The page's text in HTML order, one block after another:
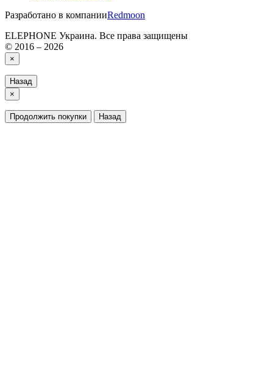
Разработано в компанииRedmoon
ELEPHONE Украина. Все права защищены
© 2016 – 2026
×
Назад
×
Продолжить покупки Назад